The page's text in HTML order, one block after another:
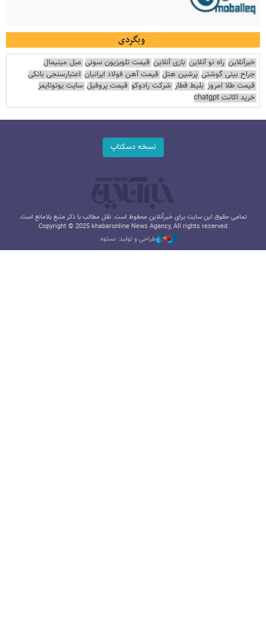
وبگردی
خبرآنلاین راه نو آنلاین بازی آنلاین قیمت تلویزیون سونی مبل مینیمال
جراح بینی گوشتی پرشین هتل قیمت آهن فولاد ایرانیان اعتبارسنجی بانکی
قیمت طلا امروز بلیط قطار شرکت رادوکو قیمت پروفیل سایت یوتوتایمز
خرید اکانت chatgpt
نسخه دسکتاپ
تمامی حقوق این سایت برای خبرآنلاین محفوظ است. نقل مطالب با ذکر منبع بلامانع است.
Copyright © 2025 khabaronline News Agancy, All rights reserved
طراحی و تولید: نستوه